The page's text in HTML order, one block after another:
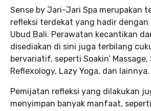
Sense by Jari-Jari Spa merupakan
refleksi terdekat yang hadir dengan
Ubud Bali. Perawatan kecantikan
disediakan di sini juga terbilang
bervariatif, seperti Soakin’
Reflexology, Lazy Yoga, dan lainnya.
Pemijatan refleksi yang dilakukan
menyimpan banyak manfaat,